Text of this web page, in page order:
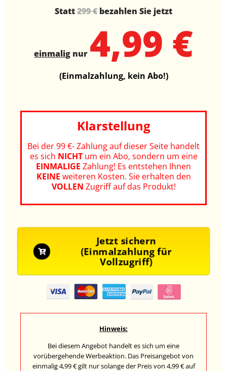
Statt299 € bezahlen Sie jetzt
einmalig nur 4,99 €
(Einmalzahlung, kein Abo!)
Klarstellung
Bei der 99 €- Zahlung auf dieser Seite handelt
es sich NICHTum ein Abo, sondern um eine
EINMALIGE Zahlung! Es entstehen Ihnen
KEINE weiteren Kosten. Sie erhalten den
VOLLEN Zugriff auf das Produkt!
Jetzt sichern
(Einmalzahlung für
Vollzugriff)
Hinweis:
Bei diesem Angebot handelt es sich um eine
vorübergehende Werbeaktion. Das Preisangebot von
einmalig 4,99 € gilt nur solange der Preis von 4,99 € auf